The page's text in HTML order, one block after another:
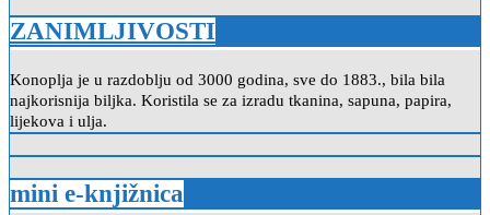
ZANIMLJIVOSTI
Konoplja je u razdoblju od 3000 godina, sve do 1883., bila bila
najkorisnija biljka. Koristila se za izradu tkanina, sapuna, papira,
lijekova i ulja.
mini e-knjižnica